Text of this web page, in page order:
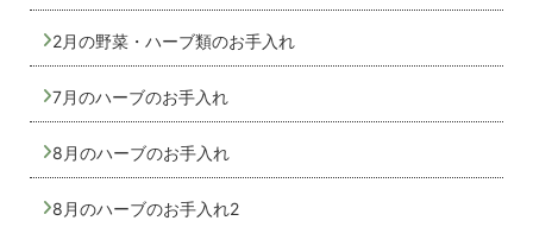
2月の野菜・ハーブ類のお手入れ
7月のハーブのお手入れ
8月のハーブのお手入れ
8月のハーブのお手入れ2